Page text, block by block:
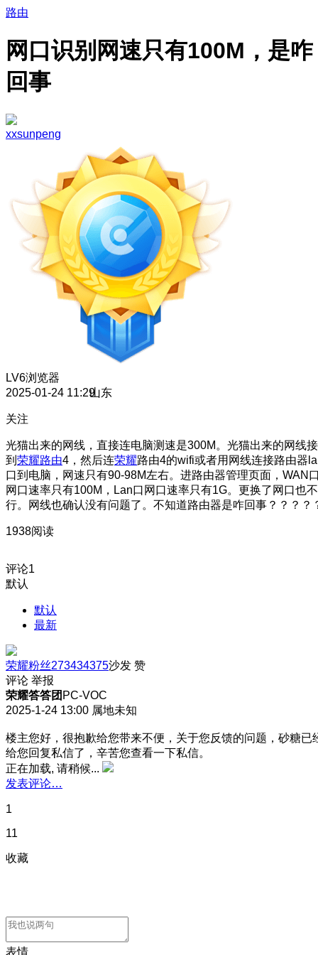
路由
网口识别网速只有100M，是咋
回事
xxsunpeng
LV6浏览器
2025-01-24 11:29山东
关注
光猫出来的网线，直接连电脑测速是300M。光猫出来的网线接
到 荣耀路由4，然后连荣耀路由4的wifi或者用网线连接路由器
口到电脑，网速只有90-98M左右。进路由器管理页面，WAN
网口速率只有100M，Lan口网口速率只有1G。更换了网口也不
行。网线也确认没有问题了。不知道路由器是咋回事？？？？
1938阅读
评论1
默认
默认
最新
荣耀粉丝273434375沙发 赞
评论 举报
荣耀答答团 PC-VOC
2025-1-24 13:00 属地未知
楼主您好，很抱歉给您带来不便，关于您反馈的问题，砂糖已
给您回复私信了，辛苦您查看一下私信。
正在加载, 请稍候...
发表评论…
1
11
收藏
表情